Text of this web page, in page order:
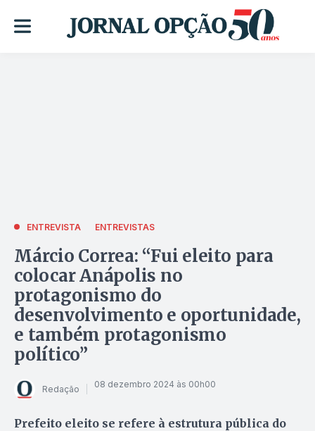
ENTREVISTA ENTREVISTAS
Márcio Correa: “Fui eleito para
colocar Anápolis no
protagonismo do
desenvolvimento e oportunidade,
e também protagonismo
político”
Redação 08 dezembro 2024 às 00h00
Prefeito eleito se refere à estrutura pública do